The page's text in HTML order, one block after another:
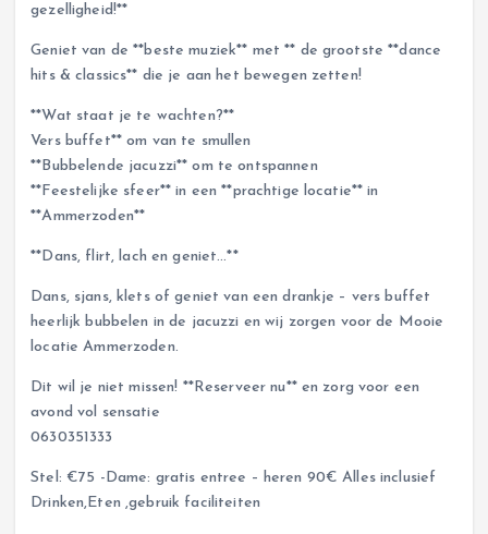
gezelligheid!**
Geniet van de **beste muziek** met ** de grootste **dance
hits & classics** die je aan het bewegen zetten!
**Wat staat je te wachten?**
Vers buffet** om van te smullen
**Bubbelende jacuzzi** om te ontspannen
**Feestelijke sfeer** in een **prachtige locatie** in
**Ammerzoden**
**Dans, flirt, lach en geniet…**
Dans, sjans, klets of geniet van een drankje – vers buffet
heerlijk bubbelen in de jacuzzi en wij zorgen voor de Mooie
locatie Ammerzoden.
Dit wil je niet missen! **Reserveer nu** en zorg voor een
avond vol sensatie
0630351333
Stel: €75 -Dame: gratis entree – heren 90€ Alles inclusief
Drinken,Eten ,gebruik faciliteiten